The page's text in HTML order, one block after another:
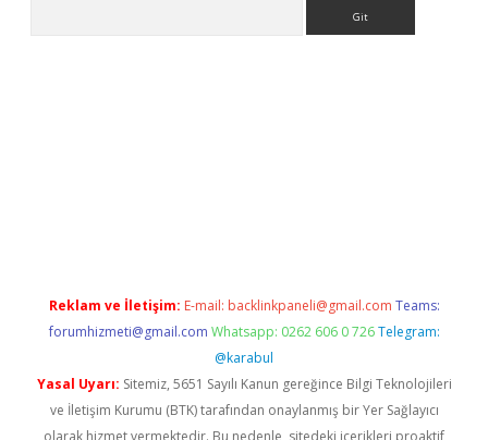
Reklam ve İletişim: E-mail: backlinkpaneli@gmail.com Teams:
forumhizmeti@gmail.com Whatsapp: 0262 606 0 726 Telegram:
@karabul
Yasal Uyarı: Sitemiz, 5651 Sayılı Kanun gereğince Bilgi Teknolojileri
ve İletişim Kurumu (BTK) tarafından onaylanmış bir Yer Sağlayıcı
olarak hizmet vermektedir. Bu nedenle, sitedeki içerikleri proaktif